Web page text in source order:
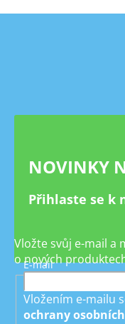
Z
NOVINKY
Přihlaste se k
Vložte svůj e-mail a
o nových
E-mail
Vložením e-mailu
ochrany